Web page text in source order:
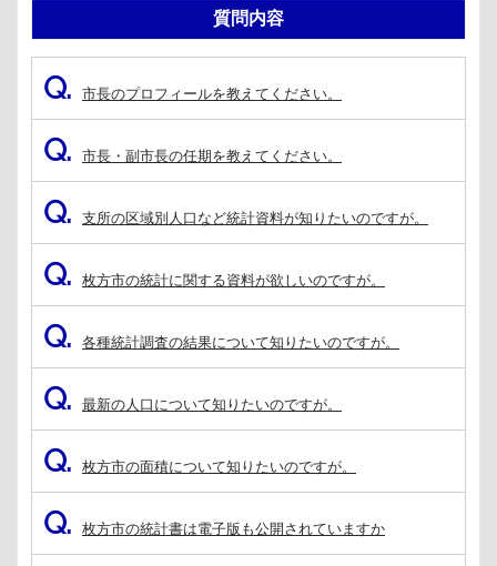
質問内容
Q. 市長のプロフィールを教えてください。
Q. 市長・副市長の任期を教えてください。
Q. 支所の区域別人口など統計資料が知りたいのですが。
Q. 枚方市の統計に関する資料が欲しいのですが。
Q. 各種統計調査の結果について知りたいのですが。
Q. 最新の人口について知りたいのですが。
Q. 枚方市の面積について知りたいのですが。
Q. 枚方市の統計書は電子版も公開されていますか